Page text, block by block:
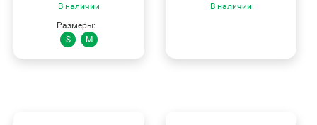
В наличии
Размеры:
S
M
В наличии